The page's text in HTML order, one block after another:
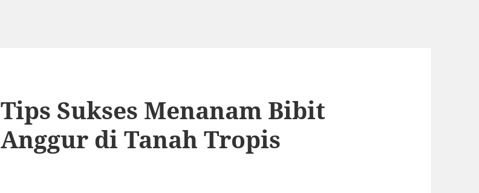
Tips Sukses Menanam Bibit
Anggur di Tanah Tropis